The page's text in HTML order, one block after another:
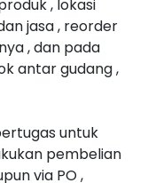
, lokasi
jasa , reorder
, dan pada
antar gudang ,
untuk
pembelian
via PO ,